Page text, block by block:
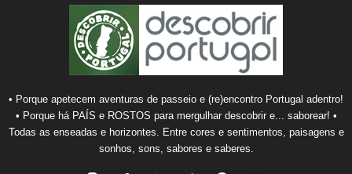
• Porque apetecem aventuras de passeio e (re)encontro Portugal adentro!
• Porque há PAÍS e ROSTOS para mergulhar descobrir e... saborear! •
Todas as enseadas e horizontes. Entre cores e sentimentos, paisagens e
sonhos, sons, sabores e saberes.